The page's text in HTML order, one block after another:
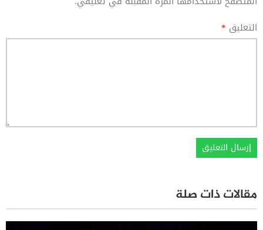
التعليق *
مقالات ذات صلة